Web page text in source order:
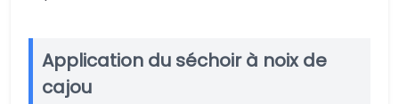
Application du séchoir à noix de
cajou